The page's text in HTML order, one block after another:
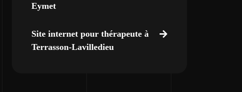
Eymet
Site internet pour thérapeute à
Terrasson-Lavilledieu